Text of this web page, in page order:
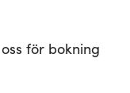
för bokning